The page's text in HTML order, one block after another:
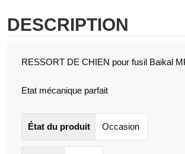
DESCRIPTION
RESSORT DE CHIEN pour fusil Baikal
Etat mécanique parfait
État du produit Occasion